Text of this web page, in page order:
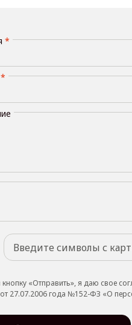
*
*
«Отправить», я даю свое
27.07.2006 года №152-ФЗ «О